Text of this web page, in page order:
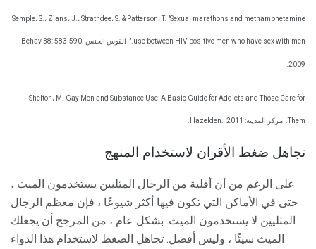
Semple، S.، Zians، J.، Strathdee، S. & Patterson، T. "Sexual marathons and methamphetamine
use between HIV-positive men who have sex with men." القوس الجنس Behav 38: 583-590.
2009.
Shelton، M. Gay Men and Substance Use: A Basic Guide for Addicts and Those Care for
Them. مركز المدينة: Hazelden. 2011.
تجاهل ضغط الأقران لاستخدام المنهج
على الرغم من أن أقلية من الرجال المثليين يستخدمون الميث ،
حتى في الأماكن التي تكون فيها أكثر شيوعًا ، فإن معظم الرجال
المثليين لا يستخدمون الميث. بشكل عام ، من المرجح أن يجعلك
الميث سيئًا ، وليس أفضل. تجاهل الضغط لاستخدام هذا الدواء